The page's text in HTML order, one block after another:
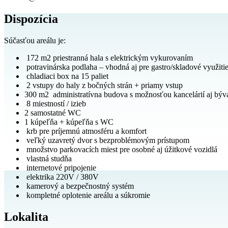
Dispozícia
Súčasťou areálu je:
172 m2 priestranná hala s elektrickým vykurovaním
potravinárska podlaha – vhodná aj pre gastro/skladové využitie
chladiaci box na 15 paliet
2 vstupy do haly z bočných strán + priamy vstup
300 m2 administratívna budova s možnosťou kancelárií aj
8 miestností / izieb
2 samostatné WC
1 kúpeľňa + kúpeľňa s WC
krb pre príjemnú atmosféru a komfort
veľký uzavretý dvor s bezproblémovým prístupom
množstvo parkovacích miest pre osobné aj úžitkové vozidlá
vlastná studňa
internetové pripojenie
elektrika 220V / 380V
kamerový a bezpečnostný systém
kompletné oplotenie areálu a súkromie
Lokalita